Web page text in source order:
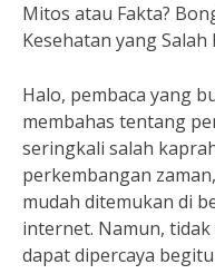
Mitos atau Fakta?
Kesehatan yang Salah
Halo, pembaca yang
membahas tentang
seringkali salah
perkembangan
mudah ditemukan di
internet. Namun,
dapat dipercaya